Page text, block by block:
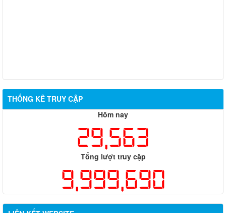
THỐNG KÊ TRUY CẬP
Hôm nay
29,563
Tổng lượt truy cập
9,999,690